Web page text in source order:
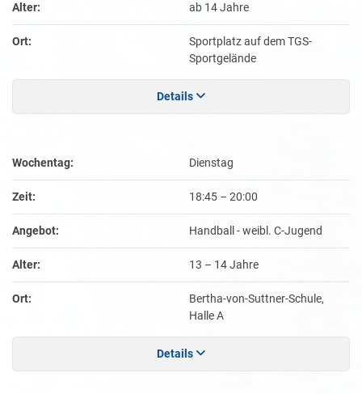
Alter: ab 14 Jahre
Ort:
Sportplatz auf dem TGS-
Sportgelände
Details
Wochentag: Dienstag
Zeit: 18:45 – 20:00
Angebot: Handball - weibl. C-Jugend
Alter: 13 – 14 Jahre
Ort:
Bertha-von-Suttner-Schule,
Halle A
Details